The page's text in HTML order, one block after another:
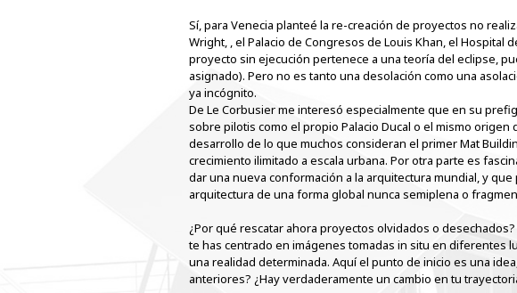
Sí, para Venecia planteé la re-creación de proyectos no
Wright, , el Palacio de Congresos de Louis Khan, el Hospital
proyecto sin ejecución pertenece a una teoría del eclipse,
asignado). Pero no es tanto una desolación como una
ya incógnito.
De Le Corbusier me interesó especialmente que en su
sobre pilotis como el propio Palacio Ducal o el mismo
desarrollo de lo que muchos consideran el primer Mat
crecimiento ilimitado a escala urbana. Por otra parte es
dar una nueva conformación a la arquitectura mundial, y
arquitectura de una forma global nunca semiplena o
¿Por qué rescatar ahora proyectos olvidados o
te has centrado en imágenes tomadas in situ en diferentes
una realidad determinada. Aquí el punto de inicio es una
anteriores? ¿Hay verdaderamente un cambio en tu